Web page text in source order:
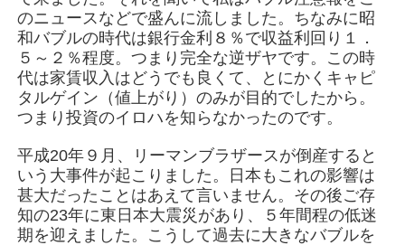
のニュースなどで盛んに流しました。ちなみに昭
和バブルの時代は銀行金利８％で収益利回り１．
５～２％程度。つまり完全な逆ザヤです。この時
代は家賃収入はどうでも良くて、とにかくキャピ
タルゲイン（値上がり）のみが目的でしたから。
つまり投資のイロハを知らなかったのです。
平成20年９月、リーマンブラザースが倒産すると
いう大事件が起こりました。日本もこれの影響は
甚大だったことはあえて言いません。その後ご存
知の23年に東日本大震災があり、５年間程の低迷
期を迎えました。こうして過去に大きなバブルを